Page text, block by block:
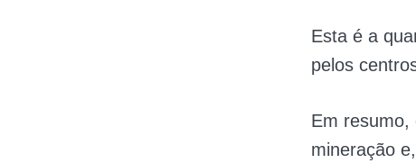
Esta é a
pelos
Em resumo,
mineração